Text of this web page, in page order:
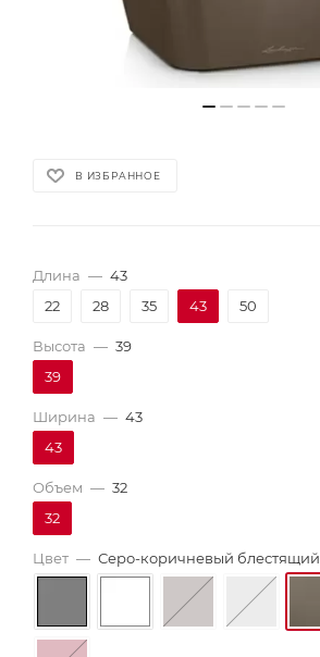
В ИЗБРАННОЕ
Длина — 43
22
28 35 43 50
Высота — 39
39
Ширина — 43
43
Объем — 32
32
Цвет — Серо-коричневый блестящий